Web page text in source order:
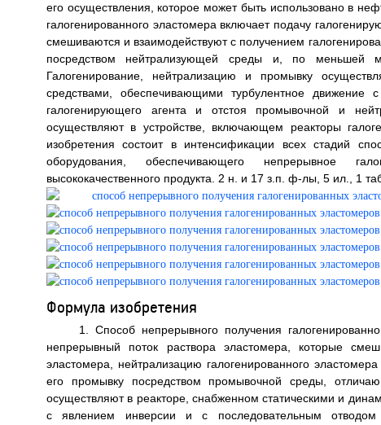
его осуществления, которое может быть использовано в
галогенированного эластомера включает подачу
смешиваются и взаимодействуют с получением
посредством нейтрализующей среды и, по меньшей
Галогенирование, нейтрализацию и промывку
средствами, обеспечивающими турбулентное
галогенирующего агента и отстоя промывочной и
осуществляют в устройстве, включающем реакторы
изобретения состоит в интенсификации всех стадий
оборудования, обеспечивающего непрерывное
высококачественного продукта. 2 н. и 17 з.п. ф-лы, 5 ил., 1
Формула изобретения
1. Способ непрерывного получения
непрерывный поток раствора эластомера, которые
эластомера, нейтрализацию галогенированного
его промывку посредством промывочной среды,
осуществляют в реакторе, снабженном статическими и
с явлением инверсии и с последовательным